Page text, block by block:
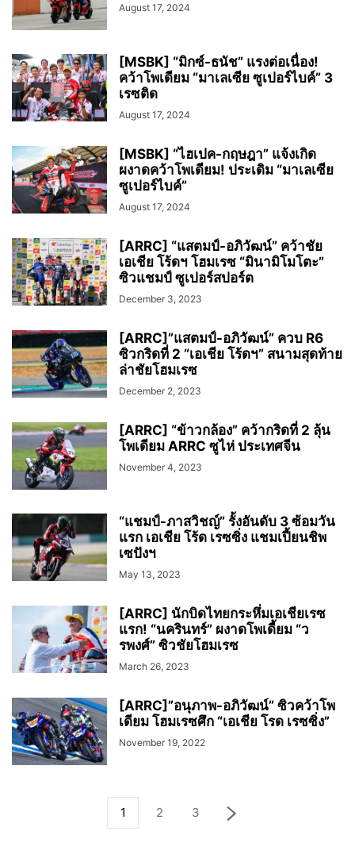
August 17, 2024
[MSBK] “มิกซ์-ธนัช” แรงต่อเนื่อง!
คว้าโพเดียม “มาเลเซีย ซูเปอร์ไบค์” 3
เรซติด
August 17, 2024
[MSBK] “ไฮเปค-กฤษฎา” แจ้งเกิด
ผงาดคว้าโพเดียม! ประเดิม “มาเลเซีย
ซูเปอร์ไบค์”
August 17, 2024
[ARRC] “แสตมป์-อภิวัฒน์” คว้าชัย
เอเชีย โร้ดฯ โฮมเรซ “มินามิโมโตะ”
ซิวแชมป์ ซูเปอร์สปอร์ต
December 3, 2023
[ARRC]”แสตมป์-อภิวัฒน์” ควบ R6
ซิวกริดที่ 2 “เอเชีย โร้ดฯ” สนามสุดท้าย
ล่าชัยโฮมเรซ
December 2, 2023
[ARRC] “ข้าวกล้อง” คว้ากริดที่ 2 ลุ้น
โพเดียม ARRC ซูไห่ ประเทศจีน
November 4, 2023
“แชมป์-ภาสวิชญ์” รั้งอันดับ 3 ซ้อมวัน
แรก เอเชีย โร้ด เรซซิ่ง แชมเปี้ยนชิพ
เซปังฯ
May 13, 2023
[ARRC] นักบิดไทยกระหึ่มเอเชียเรซ
แรก! “นครินทร์” ผงาดโพเดี้ยม “ว
รพงศ์” ซิวชัยโฮมเรซ
March 26, 2023
[ARRC]”อนุภาพ-อภิวัฒน์” ซิวคว้าโพ
เดียม โฮมเรซศึก “เอเชีย โรด เรซซิ่ง”
November 19, 2022
1 2 3